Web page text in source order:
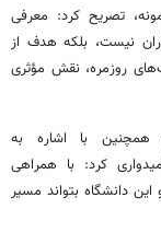
تصریح کرد: معرفی
نیست، بلکه هدف از
روزمره، نقش مؤثری
همچنین با اشاره به
کرد: با همراهی
دانشگاه بتواند مسیر